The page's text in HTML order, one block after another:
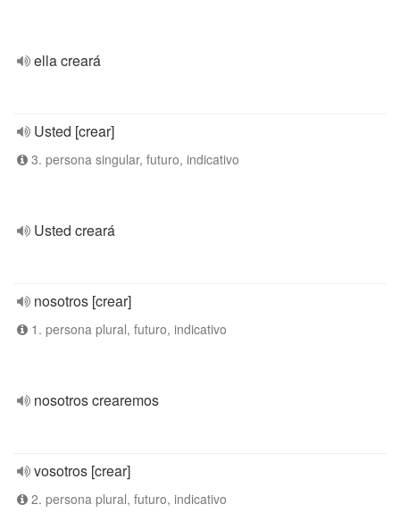
ella creará
Usted [crear]
3. persona singular, futuro, indicativo
Usted creará
nosotros [crear]
1. persona plural, futuro, indicativo
nosotros crearemos
vosotros [crear]
2. persona plural, futuro, indicativo